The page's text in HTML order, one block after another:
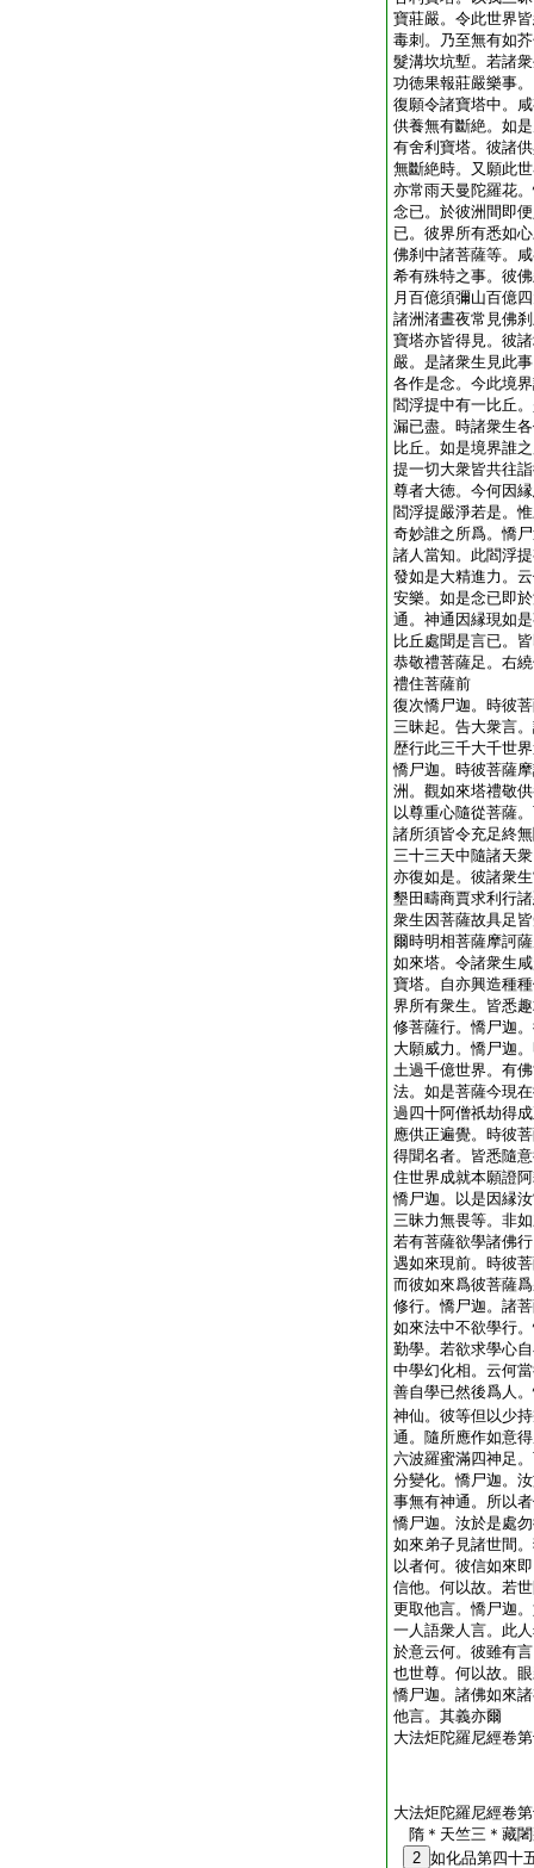
寶莊嚴。令此世界
毒刺。乃至無有如
髮溝坎坑塹。若諸
功徳果報莊嚴樂事
復願令諸寶塔中。
供養無有斷絶。如
有舍利寶塔。彼諸
無斷絶時。又願此
亦常雨天曼陀羅花
念已。於彼洲間即
已。彼界所有悉如
佛刹中諸菩薩等。
希有殊特之事。彼
月百億須彌山百億
諸洲渚晝夜常見佛
寶塔亦皆得見。彼
嚴。是諸衆生見此
各作是念。今此境
閻浮提中有一比丘
漏已盡。時諸衆生
比丘。如是境界誰
提一切大衆皆共往
尊者大徳。今何因
閻浮提嚴淨若是。
奇妙誰之所爲。憍
諸人當知。此閻浮
發如是大精進力。
安樂。如是念已即
通。神通因縁現如
比丘處聞是言已。
恭敬禮菩薩足。右
禮住菩薩前
復次憍尸迦。時彼
三昧起。告大衆言
歴行此三千大千世
憍尸迦。時彼菩薩
洲。觀如來塔禮敬
以尊重心隨從菩薩
諸所須皆令充足終
三十三天中隨諸天
亦復如是。彼諸衆
墾田疇商賈求利行
衆生因菩薩故具足
爾時明相菩薩摩訶
如來塔。令諸衆生
寶塔。自亦興造種
界所有衆生。皆悉
修菩薩行。憍尸迦
大願威力。憍尸迦
土過千億世界。有
法。如是菩薩今現
過四十阿僧祇劫得
應供正遍覺。時彼
得聞名者。皆悉隨
住世界成就本願證
憍尸迦。以是因縁
三昧力無畏等。非
若有菩薩欲學諸佛
遇如來現前。時彼
而彼如來爲彼菩薩
修行。憍尸迦。諸
如來法中不欲學行
勤學。若欲求學心
中學幻化相。云何
善自學已然後爲人
神仙。彼等但以少
通。隨所應作如意
六波羅蜜滿四神足
分變化。憍尸迦。
事無有神通。所以
憍尸迦。汝於是處
如來弟子見諸世間
以者何。彼信如來
信他。何以故。若
更取他言。憍尸迦
一人語衆人言。此
於意云何。彼雖有
也世尊。何以故。
憍尸迦。諸佛如來
他言。其義亦爾
大法炬陀羅尼經卷
大法炬陀羅尼經卷
隋＊天竺三＊藏
2 如化品第四十